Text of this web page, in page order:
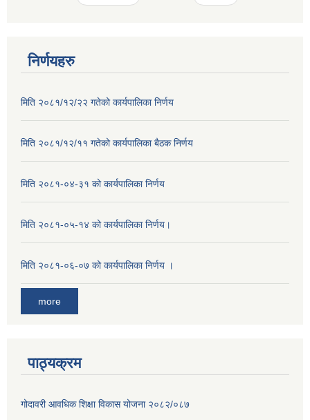
निर्णयहरु
मिति २०८१/१२/२२ गतेको कार्यपालिका निर्णय
मिति २०८१/१२/११ गतेको कार्यपालिका बैठक निर्णय
मिति २०८१-०४-३१ को कार्यपालिका निर्णय
मिति २०८१-०५-१४ को कार्यपालिका निर्णय।
मिति २०८१-०६-०७ को कार्यपालिका निर्णय ।
more
पाठ्यक्रम
गोदावरी आवधिक शिक्षा विकास योजना २०८२/०८७